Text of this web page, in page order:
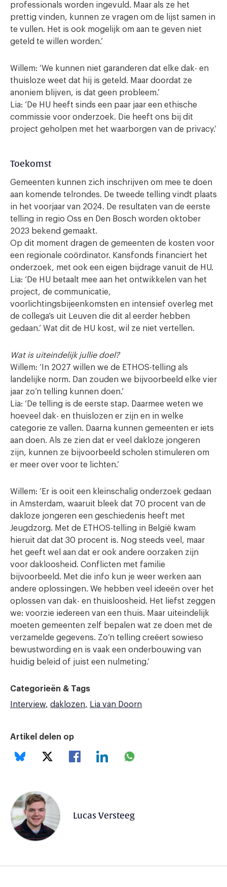
professionals worden ingevuld. Maar als ze het
prettig vinden, kunnen ze vragen om de lijst samen in
te vullen. Het is ook mogelijk om aan te geven niet
geteld te willen worden.’
Willem: ‘We kunnen niet garanderen dat elke dak- en
thuisloze weet dat hij is geteld. Maar doordat ze
anoniem blijven, is dat geen probleem.’
Lia: ‘De HU heeft sinds een paar jaar een ethische
commissie voor onderzoek. Die heeft ons bij dit
project geholpen met het waarborgen van de privacy.’
Toekomst
Gemeenten kunnen zich inschrijven om mee te doen
aan komende telrondes. De tweede telling vindt plaats
in het voorjaar van 2024. De resultaten van de eerste
telling in regio Oss en Den Bosch worden oktober
2023 bekend gemaakt.
Op dit moment dragen de gemeenten de kosten voor
een regionale coördinator. Kansfonds financiert het
onderzoek, met ook een eigen bijdrage vanuit de HU.
Lia: ‘De HU betaalt mee aan het ontwikkelen van het
project, de communicatie,
voorlichtingsbijeenkomsten en intensief overleg met
de collega’s uit Leuven die dit al eerder hebben
gedaan.’ Wat dit de HU kost, wil ze niet vertellen.
Wat is uiteindelijk jullie doel?
Willem: ‘In 2027 willen we de ETHOS-telling als
landelijke norm. Dan zouden we bijvoorbeeld elke vier
jaar zo’n telling kunnen doen.’
Lia: ‘De telling is de eerste stap. Daarmee weten we
hoeveel dak- en thuislozen er zijn en in welke
categorie ze vallen. Daarna kunnen gemeenten er iets
aan doen. Als ze zien dat er veel dakloze jongeren
zijn, kunnen ze bijvoorbeeld scholen stimuleren om
er meer over voor te lichten.’
Willem: ‘Er is ooit een kleinschalig onderzoek gedaan
in Amsterdam, waaruit bleek dat 70 procent van de
dakloze jongeren een geschiedenis heeft met
Jeugdzorg. Met de ETHOS-telling in België kwam
hieruit dat dat 30 procent is. Nog steeds veel, maar
het geeft wel aan dat er ook andere oorzaken zijn
voor dakloosheid. Conflicten met familie
bijvoorbeeld. Met die info kun je weer werken aan
andere oplossingen. We hebben veel ideeën over het
oplossen van dak- en thuisloosheid. Het liefst zeggen
we: voorzie iedereen van een thuis. Maar uiteindelijk
moeten gemeenten zelf bepalen wat ze doen met de
verzamelde gegevens. Zo’n telling creëert sowieso
bewustwording en is vaak een onderbouwing van
huidig beleid of juist een nulmeting.’
Categorieën & Tags
Interview daklozen Lia van Doorn
Artikel delen op
Lucas Versteeg